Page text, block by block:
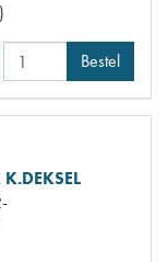
Bestel